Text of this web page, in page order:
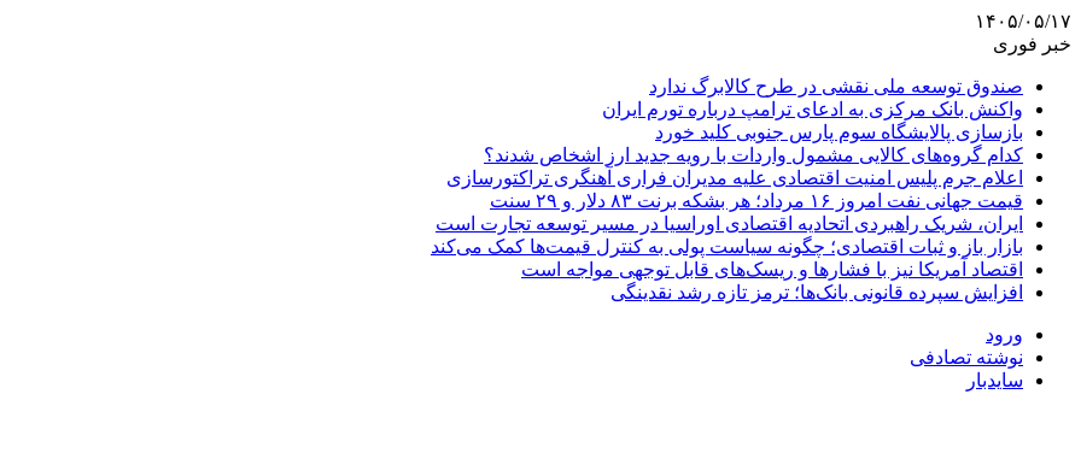
۱۴۰۵/۰۵/۱۷
خبر فوری
صندوق توسعه ملی نقشی در طرح کالابرگ ندارد
واکنش بانک مرکزی به ادعای ترامپ درباره تورم ایران
بازسازی پالایشگاه سوم پارس جنوبی کلید خورد
کدام گروه‌های کالایی مشمول واردات با رویه جدید ارز اشخاص شدند؟
اعلام جرم پلیس امنیت اقتصادی علیه مدیران فراری آهنگری تراکتورسازی
قیمت جهانی نفت امروز ۱۶ مرداد؛ هر بشکه برنت ۸۳ دلار و ۲۹ سنت
ایران، شریک راهبردی اتحادیه اقتصادی اوراسیا در مسیر توسعه تجارت است
بازار باز و ثبات اقتصادی؛ چگونه سیاست پولی به کنترل قیمت‌ها کمک می‌کند
اقتصاد آمریکا نیز با فشارها و ریسک‌های قابل توجهی مواجه است
افزایش سپرده قانونی بانک‌ها؛ ترمز تازه رشد نقدینگی
ورود
نوشته تصادفی
سایدبار